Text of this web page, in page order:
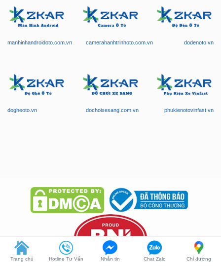
manhinhandroidoto.com.vn camerahanhtrinhoto.com.vn dodenoto.vn
dogheoto.vn dochoixesang.com.vn phukienotovinfast.vn
Trang chủ Hotline Tư Vấn Nhắn tin Chat Zalo Chỉ đường